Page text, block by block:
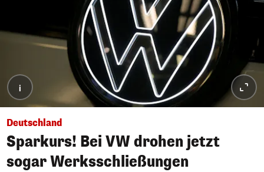
i
Deutschland
Sparkurs! Bei VW drohen jetzt
sogar Werksschließungen